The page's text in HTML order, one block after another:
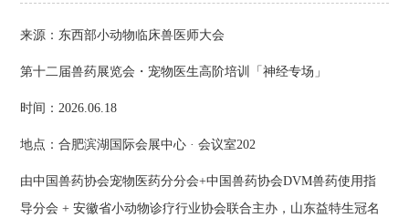
来源：东西部小动物临床兽医师大会
第十二届兽药展览会・宠物医生高阶培训「神经专场」
时间：2026.06.18
地点：合肥滨湖国际会展中心 · 会议室202
由中国兽药协会宠物医药分分会+中国兽药协会DVM兽药使用指
导分会 + 安徽省小动物诊疗行业协会联合主办，山东益特生冠名